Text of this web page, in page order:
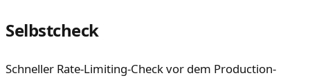
Selbstcheck
Schneller Rate-Limiting-Check vor dem Production-